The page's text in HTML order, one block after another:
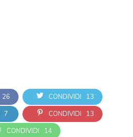
26 CONDIVIDI 13
7 CONDIVIDI 13
CONDIVIDI 14